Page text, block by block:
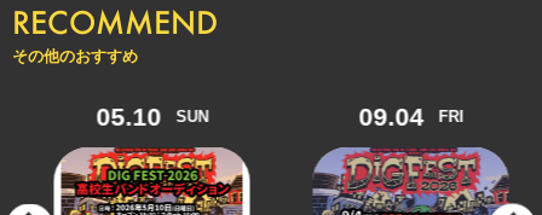
RECOMMEND
その他のおすすめ
05.10 SUN 09.04 FRI